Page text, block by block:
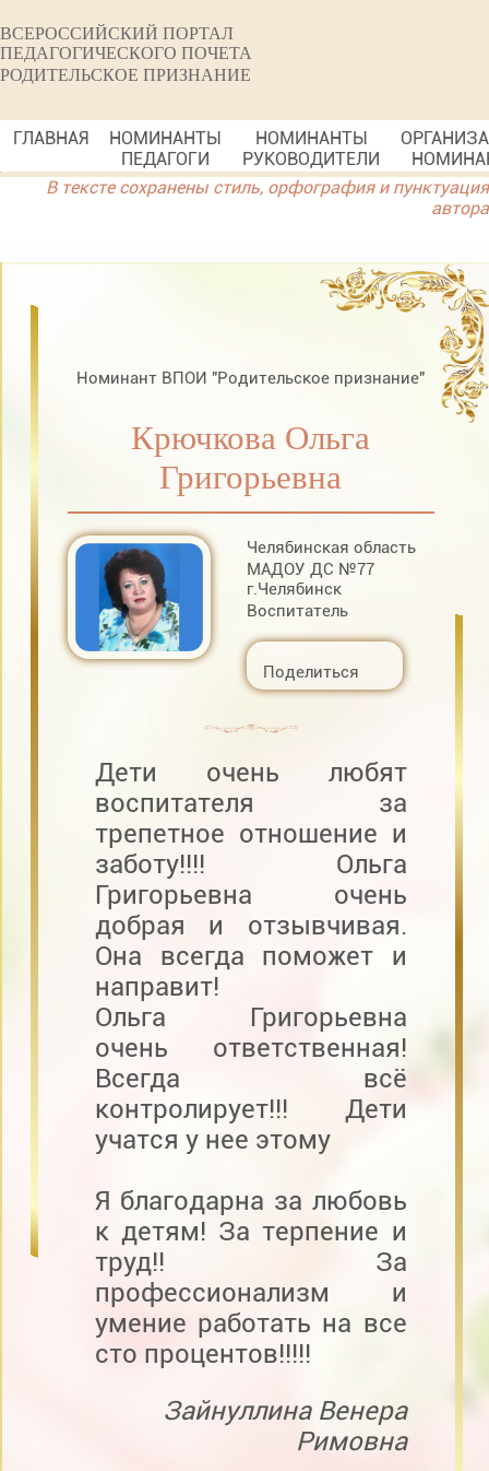
ВСЕРОССИЙСКИЙ ПОРТАЛ
ПЕДАГОГИЧЕСКОГО ПОЧЕТА
РОДИТЕЛЬСКОЕ ПРИЗНАНИЕ
ГЛАВНАЯ
НОМИНАНТЫ
ПЕДАГОГИ
НОМИНАНТЫ
РУКОВОДИТЕЛИ
В тексте сохранены стиль, орфография и пунктуация
автора
Номинант ВПОИ "Родительское признание"
Крючкова Ольга
Григорьевна
Челябинская область
МАДОУ ДС №77
г.Челябинск
Воспитатель
Поделиться
Дети очень любят
воспитателя за
трепетное отношение и
заботу!!!! Ольга
Григорьевна очень
добрая и отзывчивая.
Она всегда поможет и
направит!
Ольга Григорьевна
очень ответственная!
Всегда всё
контролирует!!! Дети
учатся у нее этому
Я благодарна за любовь
к детям! За терпение и
труд!! За
профессионализм и
умение работать на все
сто процентов!!!!!
Зайнуллина Венера
Римовна